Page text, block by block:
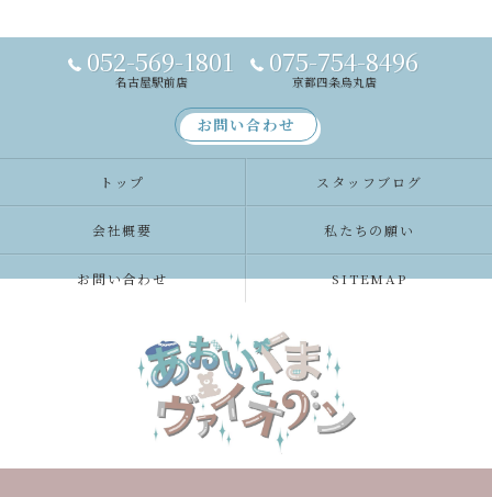
052-569-1801
名古屋駅前店
075-754-8496
京都四条烏丸店
お問い合わせ
トップ スタッフブログ
会社概要 私たちの願い
お問い合わせ SITEMAP